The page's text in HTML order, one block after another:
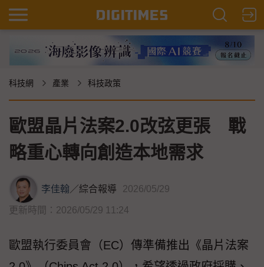
科技網 產業 科技政策
歐盟晶片法案2.0改弦更張 戰
略重心轉向創造本地需求
李佳翰／綜合報導 2026/05/29
更新時間：2026/05/29 11:24
歐盟執行委員會（EC）傳準備推出《晶片法案